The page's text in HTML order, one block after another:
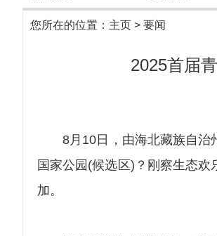
您所在的位置： 主页 > 要闻
2025首届
8月10日，由海北藏族自治州
国家公园(候选区)？刚察生态
加。